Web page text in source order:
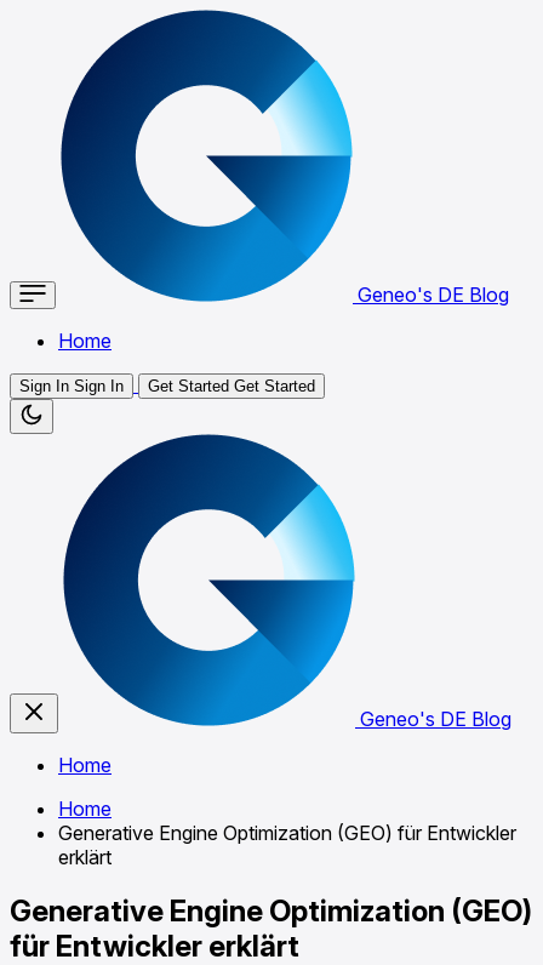
Geneo's DE Blog
Home
Sign In Sign In Get Started Get Started
Geneo's DE Blog
Home
Home
Generative Engine Optimization (GEO) für Entwickler
erklärt
Generative Engine Optimization (GEO)
für Entwickler erklärt